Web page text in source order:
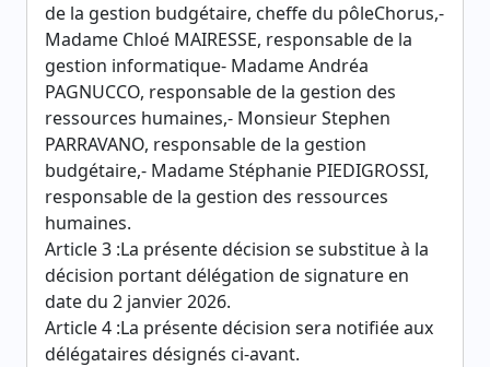
de la gestion budgétaire, cheffe du pôleChorus,-
Madame Chloé MAIRESSE, responsable de la
gestion informatique- Madame Andréa
PAGNUCCO, responsable de la gestion des
ressources humaines,- Monsieur Stephen
PARRAVANO, responsable de la gestion
budgétaire,- Madame Stéphanie PIEDIGROSSI,
responsable de la gestion des ressources
humaines.
Article 3 :La présente décision se substitue à la
décision portant délégation de signature en
date du 2 janvier 2026.
Article 4 :La présente décision sera notifiée aux
délégataires désignés ci-avant.